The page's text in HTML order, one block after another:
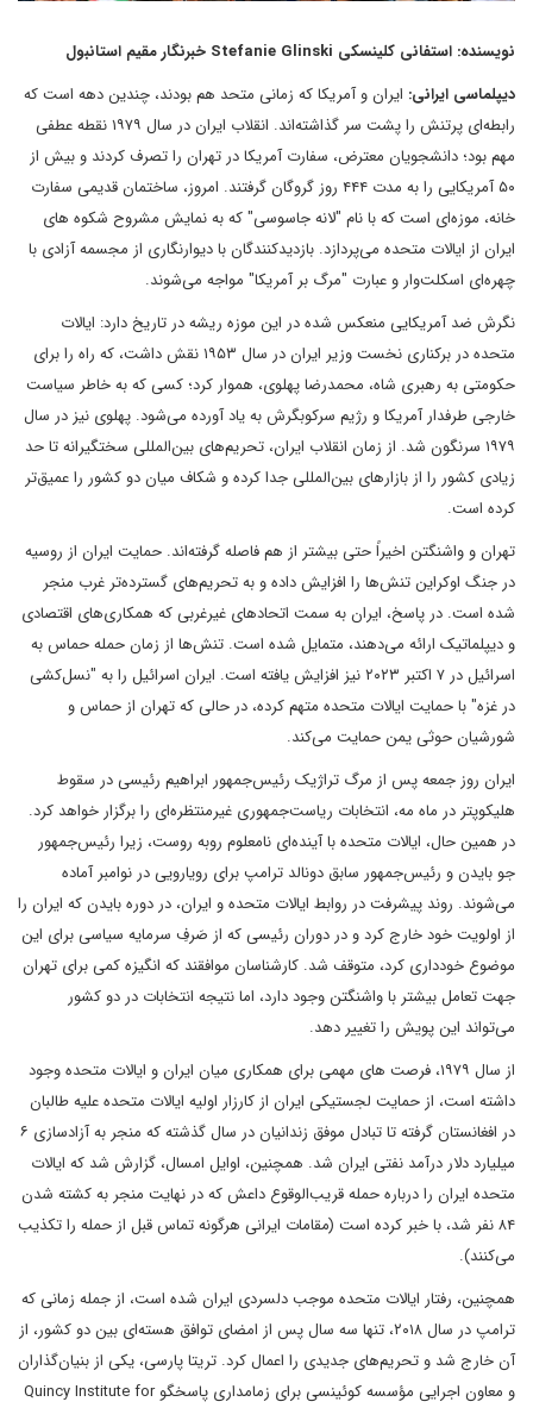
نویسنده: استفانی کلینسکی Stefanie Glinski خبرنگار مقیم استانبول
دیپلماسی ایرانی: ایران و آمریکا که زمانی متحد هم بودند، چندین دهه است که
رابطه‌ای پرتنش را پشت سر گذاشته‌اند. انقلاب ایران در سال ۱۹۷۹ نقطه عطفی
مهم بود؛ دانشجویان معترض، سفارت آمریکا در تهران را تصرف کردند و بیش از
۵۰ آمریکایی را به مدت ۴۴۴ روز گروگان گرفتند. امروز، ساختمان قدیمی سفارت
خانه، موزه‌ای است که با نام "لانه جاسوسی" که به نمایش مشروح شکوه های
ایران از ایالات متحده می‌پردازد. بازدیدکنندگان با دیوارنگاری از مجسمه آزادی با
چهره‌ای اسکلت‌وار و عبارت "مرگ بر آمریکا" مواجه می‌شوند.
نگرش ضد آمریکایی منعکس شده در این موزه ریشه در تاریخ دارد: ایالات
متحده در برکناری نخست وزیر ایران در سال ۱۹۵۳ نقش داشت، که راه را برای
حکومتی به رهبری شاه، محمدرضا پهلوی، هموار کرد؛ کسی که به خاطر سیاست
خارجی طرفدار آمریکا و رژیم سرکوبگرش به یاد آورده می‌شود. پهلوی نیز در سال
۱۹۷۹ سرنگون شد. از زمان انقلاب ایران، تحریم‌های بین‌المللی سختگیرانه تا حد
زیادی کشور را از بازارهای بین‌المللی جدا کرده و شکاف میان دو کشور را عمیق‌تر
کرده است.
تهران و واشنگتن اخیراً حتی بیشتر از هم فاصله گرفته‌اند. حمایت ایران از روسیه
در جنگ اوکراین تنش‌ها را افزایش داده و به تحریم‌های گسترده‌تر غرب منجر
شده است. در پاسخ، ایران به سمت اتحادهای غیرغربی که همکاری‌های اقتصادی
و دیپلماتیک ارائه می‌دهند، متمایل شده است. تنش‌ها از زمان حمله حماس به
اسرائیل در ۷ اکتبر ۲۰۲۳ نیز افزایش یافته است. ایران اسرائیل را به "نسل‌کشی
در غزه" با حمایت ایالات متحده متهم کرده، در حالی که تهران از حماس و
شورشیان حوثی یمن حمایت می‌کند.
ایران روز جمعه پس از مرگ تراژیک رئیس‌جمهور ابراهیم رئیسی در سقوط
هلیکوپتر در ماه مه، انتخابات ریاست‌جمهوری غیرمنتظره‌ای را برگزار خواهد کرد.
در همین حال، ایالات متحده با آینده‌ای نامعلوم روبه روست، زیرا رئیس‌جمهور
جو بایدن و رئیس‌جمهور سابق دونالد ترامپ برای رویارویی در نوامبر آماده
می‌شوند. روند پیشرفت در روابط ایالات متحده و ایران، در دوره بایدن که ایران را
از اولویت خود خارج کرد و در دوران رئیسی که از صَرفِ سرمایه سیاسی برای این
موضوع خودداری کرد، متوقف شد. کارشناسان موافقند که انگیزه کمی برای تهران
جهت تعامل بیشتر با واشنگتن وجود دارد، اما نتیجه انتخابات در دو کشور
می‌تواند این پویش را تغییر دهد.
از سال ۱۹۷۹، فرصت های مهمی برای همکاری میان ایران و ایالات متحده وجود
داشته است، از حمایت لجستیکی ایران از کارزار اولیه ایالات متحده علیه طالبان
در افغانستان گرفته تا تبادل موفق زندانیان در سال گذشته که منجر به آزادسازی ۶
میلیارد دلار درآمد نفتی ایران شد. همچنین، اوایل امسال، گزارش شد که ایالات
متحده ایران را درباره حمله قریب‌الوقوع داعش که در نهایت منجر به کشته شدن
۸۴ نفر شد، با خبر کرده است (مقامات ایرانی هرگونه تماس قبل از حمله را تکذیب
می‌کنند).
همچنین، رفتار ایالات متحده موجب دلسردی ایران شده است، از جمله زمانی که
ترامپ در سال ۲۰۱۸، تنها سه سال پس از امضای توافق هسته‌ای بین دو کشور، از
آن خارج شد و تحریم‌های جدیدی را اعمال کرد. تریتا پارسی، یکی از بنیان‌گذاران
و معاون اجرایی مؤسسه کوئینسی برای زمامداری پاسخگو Quincy Institute for